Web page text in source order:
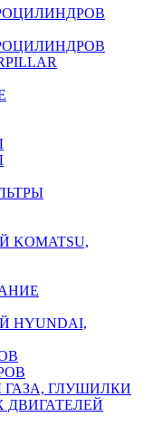
HYUNDAI,
ГЛУШИЛКИ
ДВИГАТЕЛЕЙ